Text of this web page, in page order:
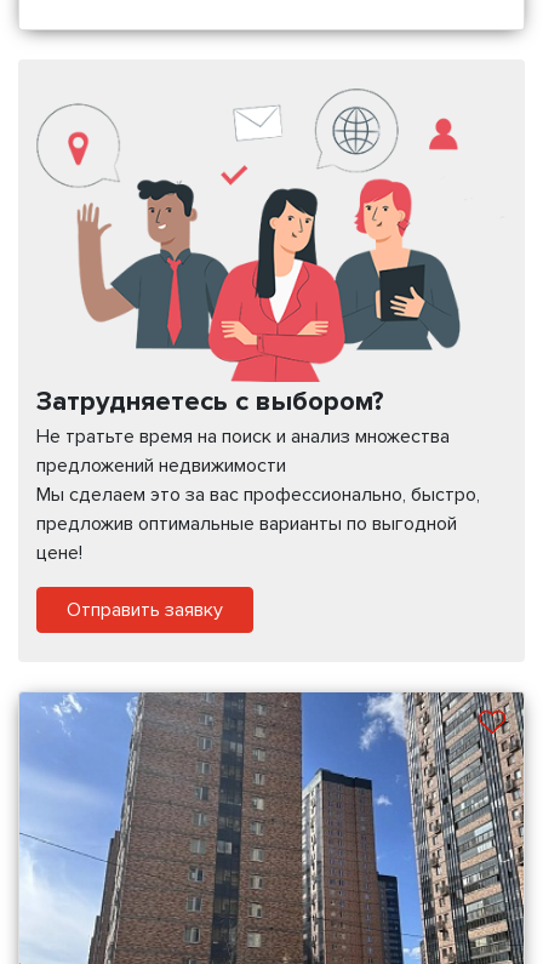
Затрудняетесь с выбором?
Не тратьте время на поиск и анализ множества
предложений недвижимости
Мы сделаем это за вас профессионально, быстро,
предложив оптимальные варианты по выгодной
цене!
Отправить заявку